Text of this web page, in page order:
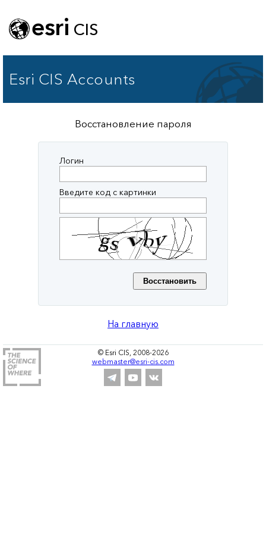
esri CIS
Esri CIS Accounts
Восстановление пароля
Логин
Введите код с картинки
На главную
© Esri CIS, 2008-2026
webmaster@esri-cis.com